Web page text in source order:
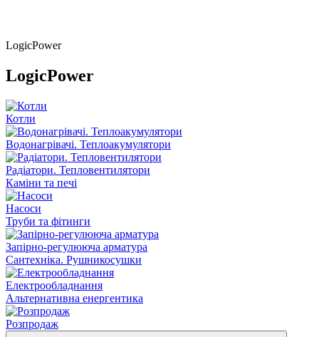
LogicPower
LogicPower
Котли
Водонагрівачі. Теплоакумулятори
Радіатори. Тепловентилятори
Каміни та печі
Насоси
Труби та фітинги
Запірно-регулююча арматура
Сантехніка. Рушникосушки
Електрообладнання
Альтернативна енергентика
Розпродаж